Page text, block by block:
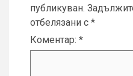
публикуван.
отбелязани с *
Коментар: *